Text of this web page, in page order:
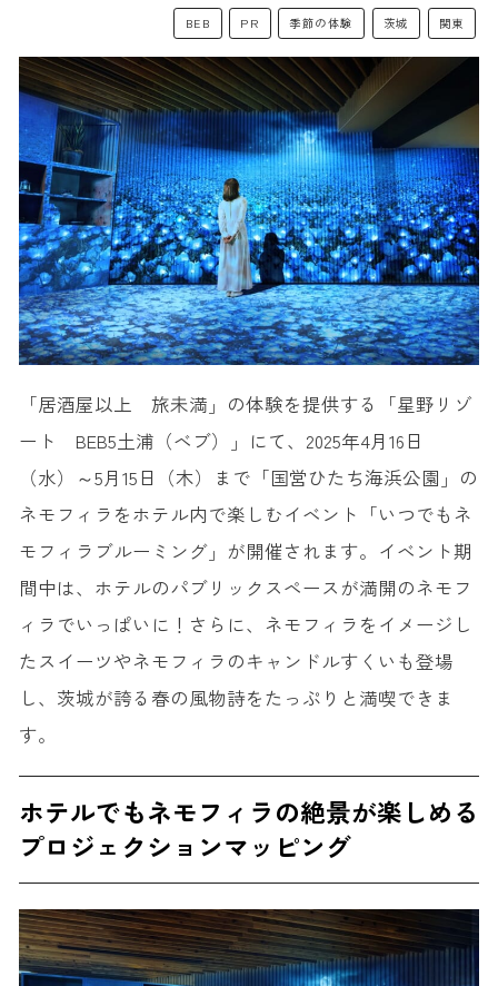
BEB PR 季節の体験 茨城 関東
「居酒屋以上 旅未満」の体験を提供する「星野リゾ
ート BEB5土浦（ベブ）」にて、2025年4月16日
（水）～5月15日（木）まで「国営ひたち海浜公園」の
ネモフィラをホテル内で楽しむイベント「いつでもネ
モフィラブルーミング」が開催されます。イベント期
間中は、ホテルのパブリックスペースが満開のネモフ
ィラでいっぱいに！さらに、ネモフィラをイメージし
たスイーツやネモフィラのキャンドルすくいも登場
し、茨城が誇る春の風物詩をたっぷりと満喫できま
す。
ホテルでもネモフィラの絶景が楽しめる
プロジェクションマッピング